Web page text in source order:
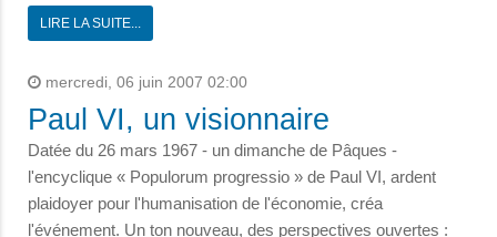
LIRE LA SUITE...
mercredi, 06 juin 2007 02:00
Paul VI, un visionnaire
Datée du 26 mars 1967 - un dimanche de Pâques -
l'encyclique « Populorum progressio » de Paul VI, ardent
plaidoyer pour l'humanisation de l'économie, créa
l'événement. Un ton nouveau, des perspectives ouvertes :